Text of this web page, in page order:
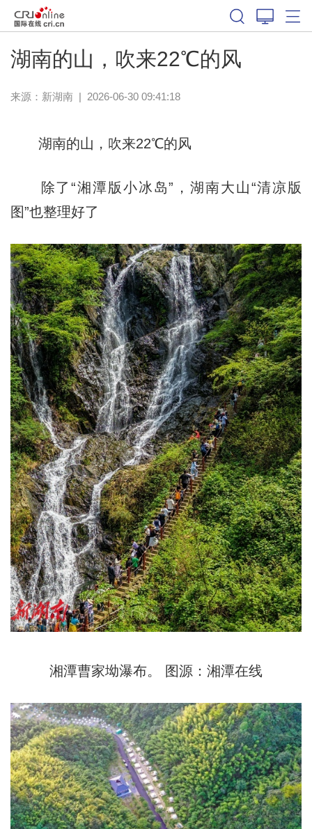
湖南的山，吹来22℃的风
来源： 新湖南 | 2026-06-30 09:41:18
湖南的山，吹来22℃的风
除了“湘潭版小冰岛”，湖南大山“清凉版
图”也整理好了
湘潭曹家坳瀑布。 图源：湘潭在线